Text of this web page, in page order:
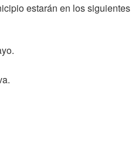
estarán en los siguientes